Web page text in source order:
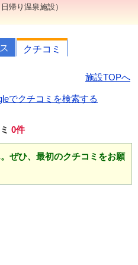
日帰り温泉施設）
クチコミ
施設TOPへ
でクチコミを検索する
0件
ぜひ、最初のクチコミをお願